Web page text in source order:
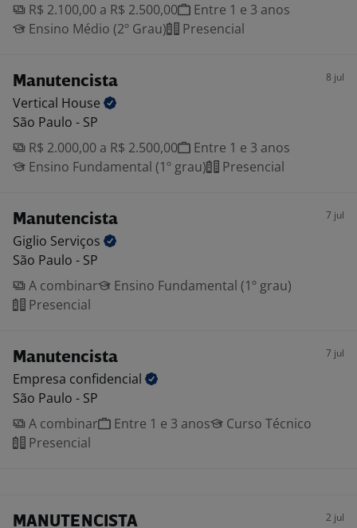
R$ 2.100,00 a R$ 2.500,00
Entre 1 e 3 anos
Ensino Médio (2º Grau)
Presencial
Manutencista 8 jul
Vertical House
São Paulo - SP
R$ 2.000,00 a R$ 2.500,00
Entre 1 e 3 anos
Ensino Fundamental (1º grau)
Presencial
Manutencista 7 jul
Giglio Serviços
São Paulo - SP
A combinar
Ensino Fundamental (1º grau)
Presencial
Manutencista 7 jul
Empresa confidencial
São Paulo - SP
A combinar
Entre 1 e 3 anos
Curso Técnico
Presencial
MANUTENCISTA 2 jul